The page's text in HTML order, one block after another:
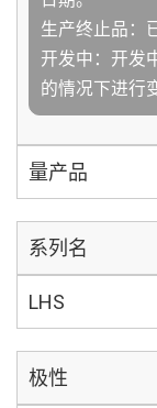
生产终止品：
开发中：开发
的情况下进行
量产品
系列名
LHS
极性